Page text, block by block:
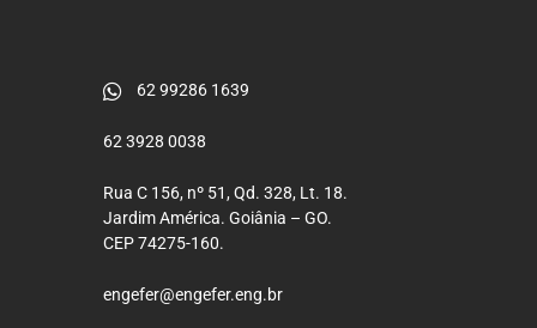
62 99286 1639
62 3928 0038
Rua C 156, nº 51, Qd. 328, Lt. 18.
Jardim América. Goiânia – GO.
CEP 74275-160.
engefer@engefer.eng.br